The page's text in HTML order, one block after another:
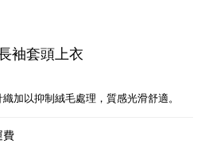
袖套頭上衣
加以抑制絨毛處理，質感光滑舒適。
費